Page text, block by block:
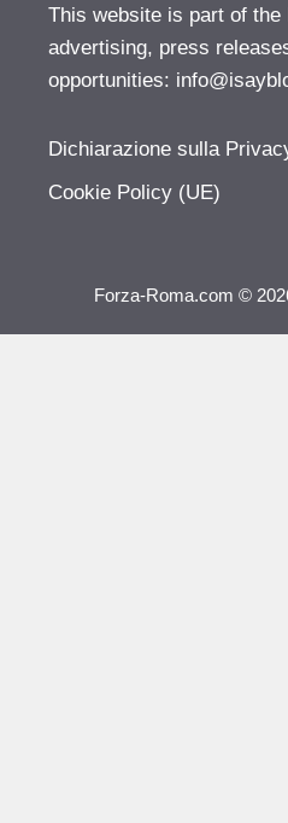
This website is part of
advertising, press
opportunities:
Dichiarazione sulla
Cookie Policy (UE)
Forza-Roma.com ©